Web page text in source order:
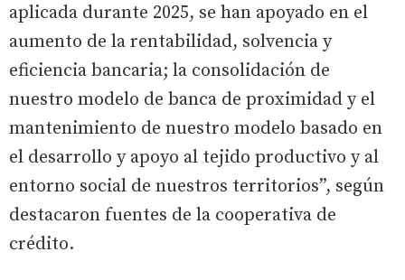
aplicada durante 2025, se han apoyado en el
aumento de la rentabilidad, solvencia y
eficiencia bancaria; la consolidación de
nuestro modelo de banca de proximidad y el
mantenimiento de nuestro modelo basado en
el desarrollo y apoyo al tejido productivo y al
entorno social de nuestros territorios”, según
destacaron fuentes de la cooperativa de
crédito.